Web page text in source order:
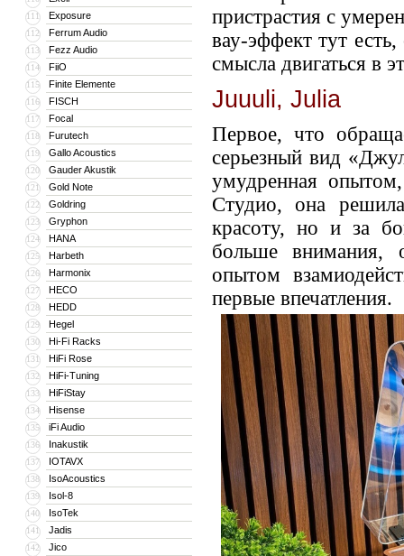
111 Exposure
112 Ferrum Audio
113 Fezz Audio
114 FiiO
115 Finite Elemente
116 FISCH
117 Focal
118 Furutech
119 Gallo Acoustics
120 Gauder Akustik
121 Gold Note
122 Goldring
123 Gryphon
124 HANA
125 Harbeth
126 Harmonix
127 HECO
128 HEDD
129 Hegel
130 Hi-Fi Racks
131 HiFi Rose
132 HiFi-Tuning
133 HiFiStay
134 Hisense
135 iFi Audio
136 Inakustik
137 IOTAVX
138 IsoAcoustics
139 Isol-8
140 IsoTek
141 Jadis
142 Jico
пристрастия с
вау-эффект тут
смысла двигаться в
Juuuli, Julia
Первое, что
серьезный вид
умудренная
Студио, она
красоту, но и за
больше внимания,
опытом
первые впечатления.